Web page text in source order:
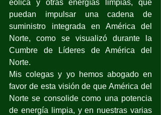
eólica y otras energías limpias, que
puedan impulsar una cadena de
suministro integrada en América del
Norte, como se visualizó durante la
Cumbre de Líderes de América del
Norte.
Mis colegas y yo hemos abogado en
favor de esta visión de que América del
Norte se consolide como una potencia
de energía limpia, y en nuestras varias